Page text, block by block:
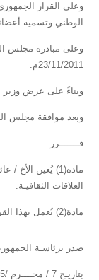
الوطني وتسمية
وعلى مبادرة مجلس
23/11/2011م.
وبناءً على عرض وزير
وبعد موافقة مجلس
قـــــــرر
مادة(1) يُعين
العلاقات الثقافيـة.
مادة(2) يُعمل بهذا القرار من تاريخ صدوره وينشر في الجريدة الرسمية.
صدر برئاسـة
بتاريـخ 7 / محــــرم /1435هـ